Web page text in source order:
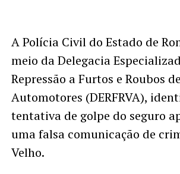
A Polícia Civil do Estado de
meio da Delegacia
Repressão a Furtos e Roubos
Automotores (DERFRVA),
tentativa de golpe do seguro
uma falsa comunicação de
Velho.